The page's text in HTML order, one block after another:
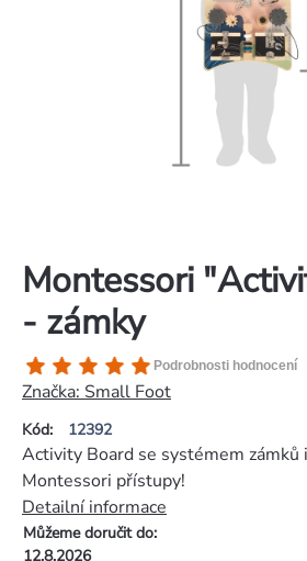
Montessori
- zámky
Kód: 12392
Průměrné
hodnocení
produktu
je
5,0
z
5
hvězdiček.
Podrobnosti hodnocení
Značka: Small Foot
Můžeme doručit do:
12.8.2026
Activity Board se systémem zámků
Montessori přístupy!
Detailní informace